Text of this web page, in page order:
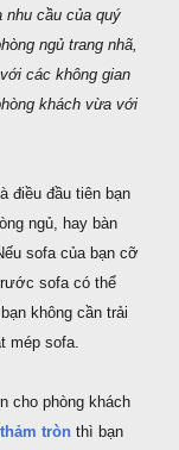
nhu cầu của quý
ngủ trang nhã,
các không gian
khách vừa với
điều đầu tiên bạn
ngủ, hay bàn
sofa của bạn cỡ
sofa có thể
không cần trải
mép sofa.
cho phòng khách
thảm tròn thì bạn